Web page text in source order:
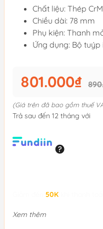
Chất liệu: Thép
Chiều dài: 78 mm
Phụ kiện: Thanh
Ứng dụng: Bộ
801.000₫
(Giá trên đã bao gồm thuế
Trả sau đến 12 tháng với
50K
Xem thêm